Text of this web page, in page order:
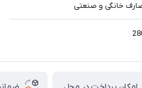
خانگی و صنعتی